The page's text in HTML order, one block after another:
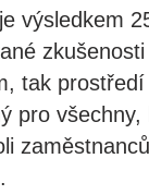
výsledkem
tak
pro